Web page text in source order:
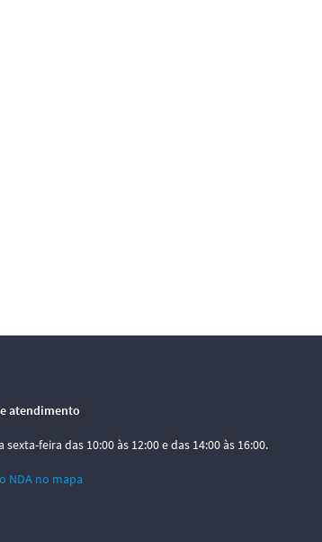
atendimento
sexta-feira das 10:00 às 12:00 e das 14:00 às 16:00.
NDA no mapa